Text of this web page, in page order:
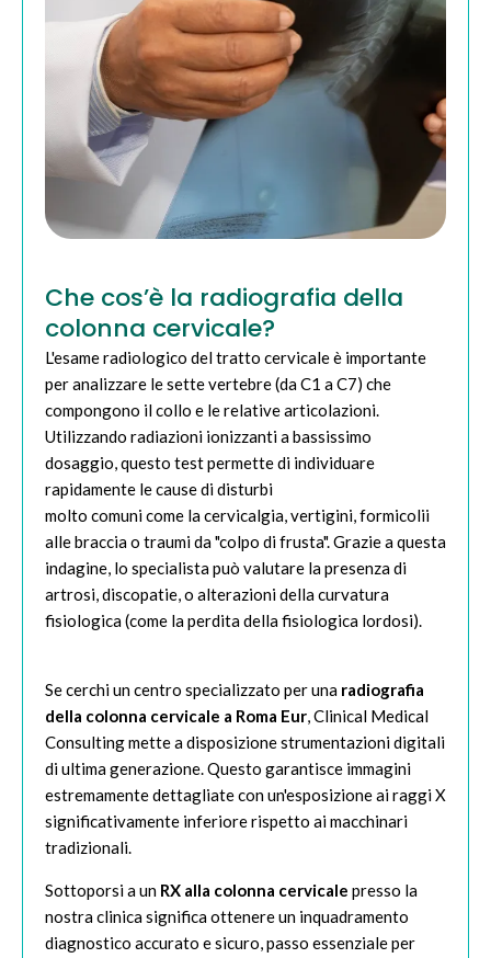
Che cos’è la radiografia della
colonna cervicale?
L'esame radiologico del tratto cervicale è importante
per analizzare le sette vertebre (da C1 a C7) che
compongono il collo e le relative articolazioni.
Utilizzando radiazioni ionizzanti a bassissimo
dosaggio, questo test permette di individuare
rapidamente le cause di disturbi
molto comuni come la cervicalgia, vertigini, formicolii
alle braccia o traumi da "colpo di frusta". Grazie a questa
indagine, lo specialista può valutare la presenza di
artrosi, discopatie, o alterazioni della curvatura
fisiologica (come la perdita della fisiologica lordosi).
Se cerchi un centro specializzato per una radiografia
della colonna cervicale a Roma Eur, Clinical Medical
Consulting mette a disposizione strumentazioni digitali
di ultima generazione. Questo garantisce immagini
estremamente dettagliate con un'esposizione ai raggi X
significativamente inferiore rispetto ai macchinari
tradizionali.
Sottoporsi a un RX alla colonna cervicale presso la
nostra clinica significa ottenere un inquadramento
diagnostico accurato e sicuro, passo essenziale per